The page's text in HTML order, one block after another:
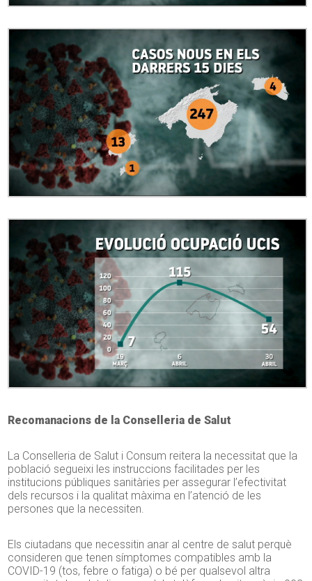
Recomanacions de la Conselleria de Salut
La Conselleria de Salut i Consum reitera la necessitat que la
població segueixi les instruccions facilitades per les
institucions públiques sanitàries per assegurar l’efectivitat
dels recursos i la qualitat màxima en l’atenció de les
persones que la necessiten.
Els ciutadans que necessitin anar al centre de salut perquè
consideren que tenen símptomes compatibles amb la
COVID-19 (tos, febre o fatiga) o bé per qualsevol altra